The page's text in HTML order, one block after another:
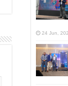
24 Jun,